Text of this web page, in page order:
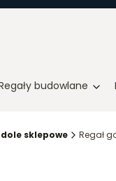
budowlane
sklepowe Regał